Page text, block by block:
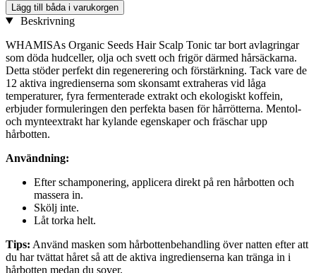
Lägg till båda i varukorgen
Beskrivning
WHAMISAs Organic Seeds Hair Scalp Tonic tar bort avlagringar
som döda hudceller, olja och svett och frigör därmed hårsäckarna.
Detta stöder perfekt din regenerering och förstärkning. Tack vare de
12 aktiva ingredienserna som skonsamt extraheras vid låga
temperaturer, fyra fermenterade extrakt och ekologiskt koffein,
erbjuder formuleringen den perfekta basen för hårrötterna. Mentol-
och mynteextrakt har kylande egenskaper och fräschar upp
hårbotten.
Användning:
Efter schamponering, applicera direkt på ren hårbotten och
massera in.
Skölj inte.
Låt torka helt.
Tips: Använd masken som hårbottenbehandling över natten efter att
du har tvättat håret så att de aktiva ingredienserna kan tränga in i
hårbotten medan du sover.